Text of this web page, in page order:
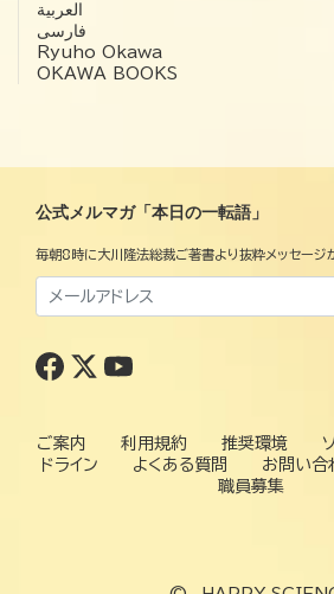
العربية‏
فارسی
Ryuho Okawa
OKAWA BOOKS
公式メルマガ「本日の一転語」
毎朝8時に大川隆法総裁ご著書より抜粋メッセージ
ご案内 利用規約 推奨環境
ドライン
よくある質問 お問い合
職員募集